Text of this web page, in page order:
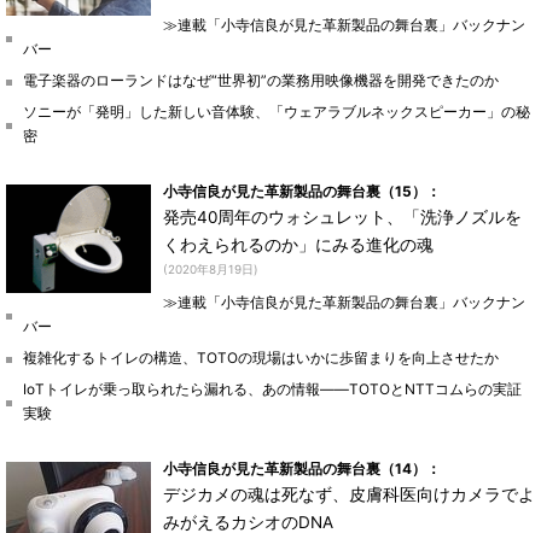
≫連載「小寺信良が見た革新製品の舞台裏」バックナン
バー
電子楽器のローランドはなぜ“世界初”の業務用映像機器を開発できたのか
ソニーが「発明」した新しい音体験、「ウェアラブルネックスピーカー」の秘
密
小寺信良が見た革新製品の舞台裏（15）：
発売40周年のウォシュレット、「洗浄ノズルを
くわえられるのか」にみる進化の魂
(2020年8月19日)
≫連載「小寺信良が見た革新製品の舞台裏」バックナン
バー
複雑化するトイレの構造、TOTOの現場はいかに歩留まりを向上させたか
IoTトイレが乗っ取られたら漏れる、あの情報――TOTOとNTTコムらの実証
実験
小寺信良が見た革新製品の舞台裏（14）：
デジカメの魂は死なず、皮膚科医向けカメラでよ
みがえるカシオのDNA